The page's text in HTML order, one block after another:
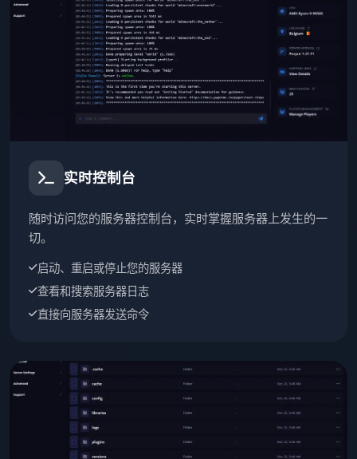
实时控制台
随时访问您的服务器控制台，实时掌握服务器上发生的一
切。
启动、重启或停止您的服务器
查看和搜索服务器日志
直接向服务器发送命令